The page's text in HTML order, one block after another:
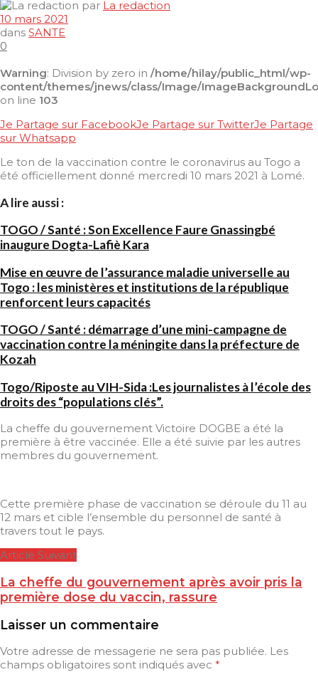
par La redaction
10 mars 2021
dans SANTE
0
Warning: Division by zero in /home/hilay/public_html/wp-
content/themes/jnews/class/Image/
on line 103
Je Partage sur FacebookJe Partage sur TwitterJe Partage
sur Whatsapp
Le ton de la vaccination contre le coronavirus au Togo a
été officiellement donné mercredi 10 mars 2021 à Lomé.
A lire aussi :
TOGO / Santé : Son Excellence Faure Gnassingbé
inaugure Dogta-Lafiè Kara
Mise en œuvre de l’assurance maladie universelle au
Togo : les ministères et institutions de la république
renforcent leurs capacités
TOGO / Santé : démarrage d’une mini-campagne de
vaccination contre la méningite dans la préfecture de
Kozah
Togo/Riposte au VIH-Sida :Les journalistes à l’école des
droits des “populations clés”.
La cheffe du gouvernement Victoire DOGBE a été la
première à être vaccinée. Elle a été suivie par les autres
membres du gouvernement.
Cette première phase de vaccination se déroule du 11 au
12 mars et cible l’ensemble du personnel de santé à
travers tout le pays.
Article Suivant
La cheffe du gouvernement après avoir pris la
première dose du vaccin, rassure
Laisser un commentaire
Votre adresse de messagerie ne sera pas publiée. Les
champs obligatoires sont indiqués avec *